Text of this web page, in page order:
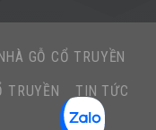
GỖ CỔ TRUYỀN
TRUYỀN
TIN TỨC